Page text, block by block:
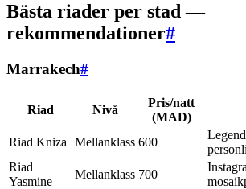
Bästa riader per stad —
rekommendationer#
Marrakech#
Riad Nivå
Pris/natt
(MAD)
Riad Kniza Mellanklass 600
Riad
Yasmine
Mellanklass 700